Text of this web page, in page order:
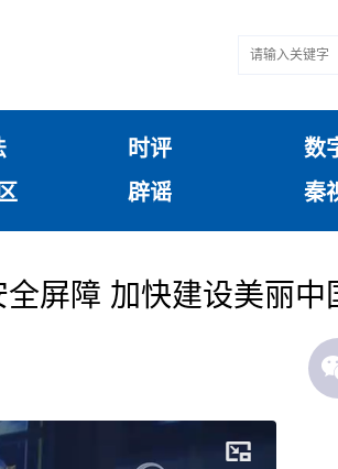
时评
数
辟谣 秦
屏障 加快建设美丽中